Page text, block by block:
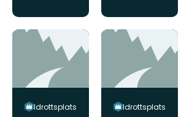
Idrottsplats Idrottsplats